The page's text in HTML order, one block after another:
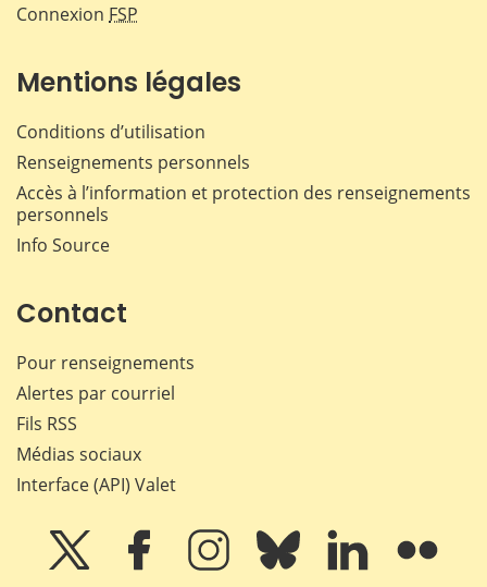
Connexion FSP
Mentions légales
Conditions d’utilisation
Renseignements personnels
Accès à l’information et protection des renseignements
personnels
Info Source
Contact
Pour renseignements
Alertes par courriel
Fils RSS
Médias sociaux
Interface (API) Valet